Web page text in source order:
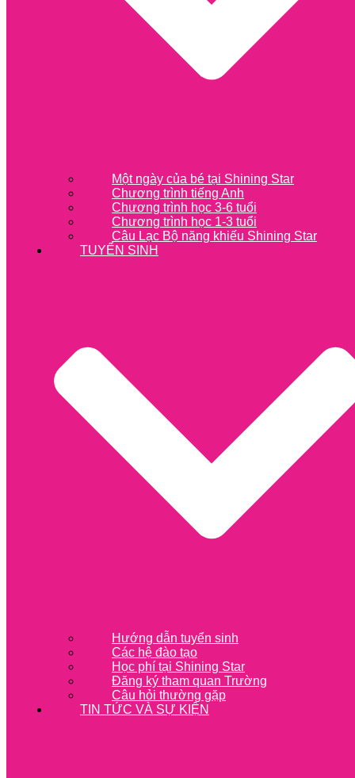
Một ngày của bé tại Shining Star
Chương trình tiếng Anh
Chương trình học 3-6 tuổi
Chương trình học 1-3 tuổi
Câu Lạc Bộ năng khiếu Shining Star
TUYỂN SINH
Hướng dẫn tuyển sinh
Các hệ đào tạo
Học phí tại Shining Star
Đăng ký tham quan Trường
Câu hỏi thường gặp
TIN TỨC VÀ SỰ KIỆN